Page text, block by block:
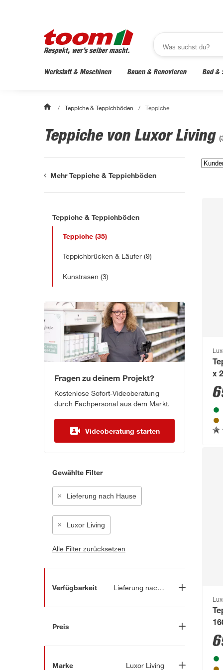
Werkstatt & Maschinen Bauen & Renovieren Bad &
/ Teppiche & Teppichböden / Teppiche
Teppiche von Luxor Living (
Mehr Teppiche & Teppichböden
Teppiche & Teppichböden
Teppiche (35)
Teppichbrücken & Läufer (9)
Kunstrasen (3)
Fragen zu deinem Projekt?
Kostenlose Sofort-Videoberatung
durch Fachpersonal aus dem Markt.
Videoberatung starten
Gewählte Filter
Lieferung nach Hause
Luxor Living
Alle Filter zurücksetzen
Verfügbarkeit Lieferung nach Hause
Lieferung nach Hause (35)
bestellbar (46)
Preis
Marke
Luxor Living
x